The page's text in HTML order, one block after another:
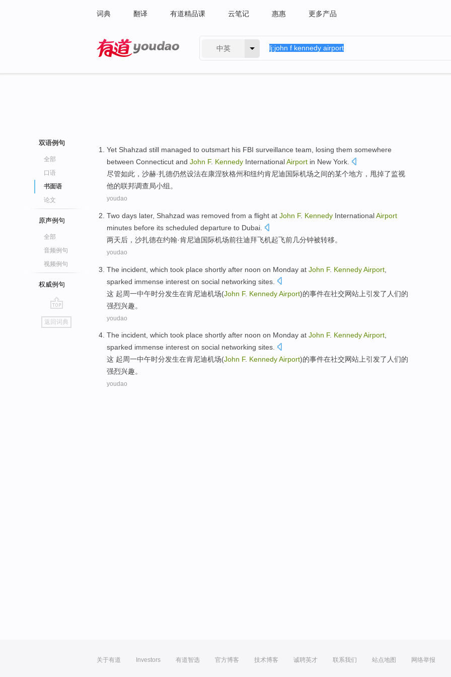
词典 翻译 有道精品课 云笔记 惠惠 更多产品
中英
双语例句
全部
口语
书面语
论文
原声例句
全部
音频例句
视频例句
权威例句
go
top
返回词典
Yet Shahzad still managed to outsmart his FBI surveillance team losing them somewhere
between Connecticut and John F. Kennedy InternationalAirport in New York
尽管如此， 沙赫·扎德仍然设法在康涅狄格州和纽约肯尼迪 国际机场之间的某个地方 ， 甩掉了监视
他的联邦调查局小组 。
youdao
Two days later, Shahzad was removed from a flight at John F. Kennedy InternationalAirport
minutes before its scheduled departure to Dubai
两天后 ， 沙扎德在约翰·肯尼迪 国际机场前往迪拜飞机起飞前几分钟被转移。
youdao
The incident , which took place shortly after noon on Monday at John F. KennedyAirport
sparked immense interest on social networking sites.
这 起周一中午时分发生在肯尼迪机场(John F. KennedyAirport)的事件在社交网站上引发了人们的
强烈兴趣。
youdao
The incident, which took place shortly after noon on Monday at John F. KennedyAirport,
sparked immense interest on social networking sites.
这 起周一中午时分发生在肯尼迪机场(John F. KennedyAirport)的事件在社交网站上引发了人们的
强烈兴趣。
youdao
关于有道 Investors 有道智选 官方博客 技术博客 诚聘英才 联系我们 站点地图 网络举报